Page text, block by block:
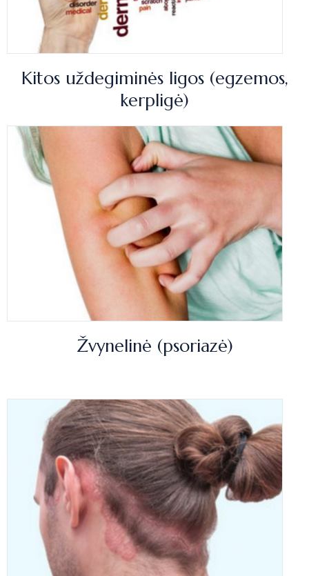
Kitos uždegiminės ligos (egzemos,
kerpligė)
Žvynelinė (psoriazė)